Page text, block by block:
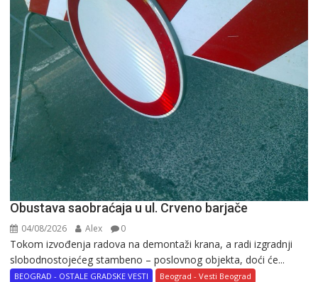
Obustava saobraćaja u ul. Crveno barjače
04/08/2026 Alex 0
Tokom izvođenja radova na demontaži krana, a radi izgradnji
slobodnostojećeg stambeno – poslovnog objekta, doći će...
BEOGRAD - OSTALE GRADSKE VESTI
Beograd - Vesti Beograd